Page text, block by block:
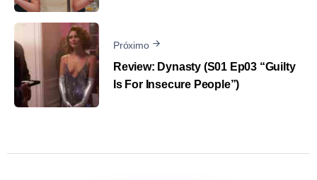
Próximo
Review: Dynasty (S01 Ep03 “Guilty
Is For Insecure People”)